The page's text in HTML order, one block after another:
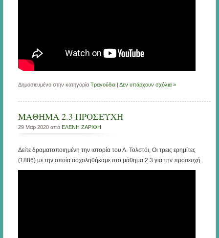
Δημοσιευμένο στην κατηγορία Τραγούδια| Δεν υπάρχουν σχόλια »
ΜΑΘΗΜΑ 2.3 ΠΡΟΣΕΥΧΗ
29 Μαρ 2020 από ΕΛΕΝΗ ΖΑΡΙΦΗ
Δείτε δραματοποιημένη την ιστορία του Λ. Τολστόι, Οι τρεις ερημίτες
(1886) με την οποία ασχοληθήκαμε στο μάθημα 2.3 για την προσευχή.